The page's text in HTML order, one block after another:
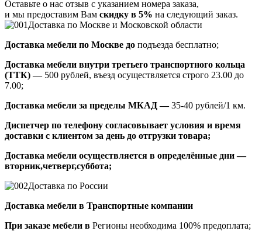
Оставьте о нас отзыв с указанием номера заказа,
и мы предоставим Вам скидку в 5% на следующий заказ.
Доставка по Москве и Московской области
Доставка мебели по Москве до подъезда бесплатно;
Доставка мебели внутри третьего транспортного кольца
(ТТК) —500 рублей, въезд осуществляется строго 23.00 до
7.00;
Доставка мебели за пределы МКАД —35-40 рублей/1 км.
Диспетчер по телефону согласовывает условия и время
доставки с клиентом за день до отгрузки товара;
Доставка мебели осуществляется в определённые дни —
вторник,четверг,суббота;
Доставка по России
Доставка мебели в Транспортные компании
При заказе мебели в Регионы необходима 100% предоплата;